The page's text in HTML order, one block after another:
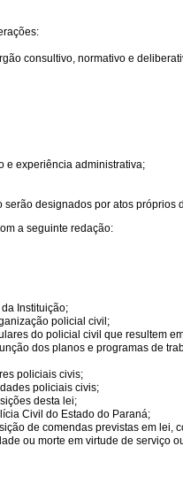
consultivo, normativo e
e experiência administrativa;
designados por atos
a seguinte redação:
Instituição;
policial civil;
do policial civil que resultem
dos planos e programas de
policiais civis;
policiais civis;
desta lei;
Civil do Estado do Paraná;
de comendas previstas em lei,
ou morte em virtude de serviço